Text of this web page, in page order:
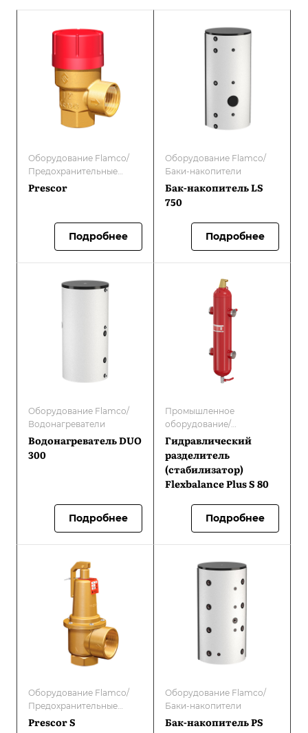
Оборудование Flamco/
Предохранительные
клапаны
Prescor
Подробнее
Оборудование Flamco/
Баки-накопители
Бак-накопитель LS
750
Подробнее
Оборудование Flamco/
Водонагреватели
Водонагреватель DUO
300
Подробнее
Промышленное
оборудование/
Гидравлические
Оборудование Flamco/
Гидравлические
разделители/
стабилизаторы
Гидравлический
разделитель
(стабилизатор)
Flexbalance Plus S 80
Подробнее
Оборудование Flamco/
Предохранительные
клапаны
Prescor S
Оборудование Flamco/
Баки-накопители
Бак-накопитель PS